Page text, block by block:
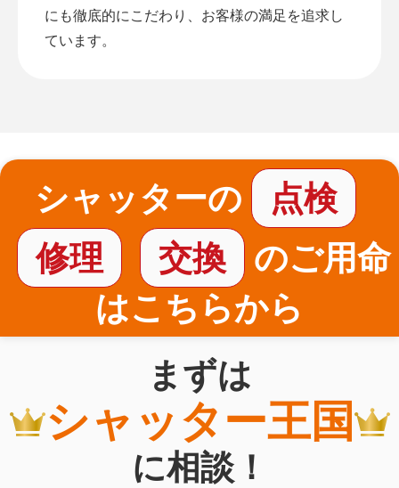
にも徹底的にこだわり、お客様の満足を追求し
ています。
シャッターの
点検
修理
交換
のご用命
はこちらから
まずは
シャッター王国
に相談！